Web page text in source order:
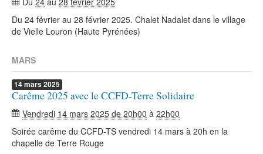
Du 24 février au 28 février 2025. Chalet Nadalet dans le village
de Vielle Louron (Haute Pyrénées)
MARS
14mars 2025
Carême 2025 avec le CCFD-Terre Solidaire
Vendredi 14 mars 2025 de 20h00 à 22h00
Soirée carême du CCFD-TS vendredi 14 mars à 20h en la
chapelle de Terre Rouge